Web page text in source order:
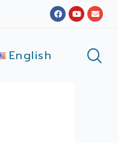
Facebook
Youtube
English